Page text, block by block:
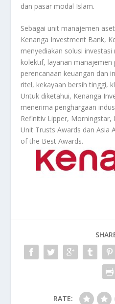
dan pasar modal Islam.
Sebagai unit manajemen
Kenanga Investment Bank,
menyediakan solusi
kolektif, layanan manajemen
perencanaan keuangan dan
ritel, kekayaan bersih tinggi,
Untuk diketahui, Kenanga
menerima penghargaan
Refinitiv Lipper, Morningstar,
Unit Trusts Awards dan Asia
of the Best Awards.
RATE: